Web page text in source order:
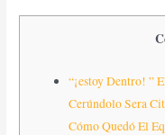
“¡estoy Dentro! ”
Cerúndolo Sera
Cómo Quedó El